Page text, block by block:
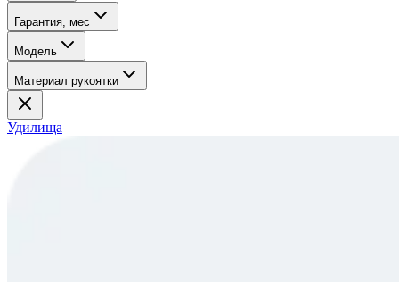
Гарантия, мес
Модель
Материал рукоятки
Удилища